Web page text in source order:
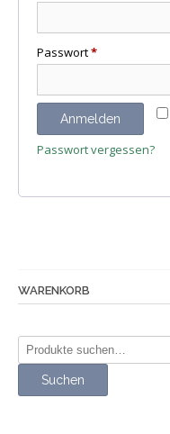
Passwort*Erforderlich
Anmelden
Passwort vergessen?
WARENKORB
Suche
nach:
Suchen